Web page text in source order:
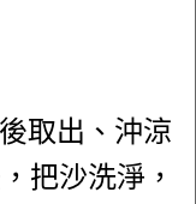
取出、沖涼
把沙洗淨，